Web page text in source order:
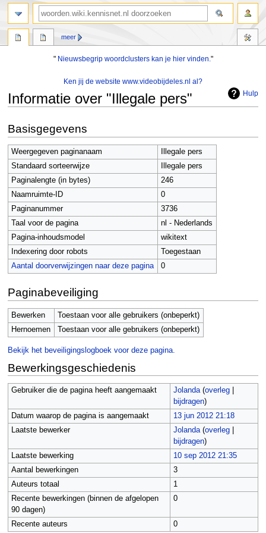
" Nieuwsbegrip woordclusters kan je hier vinden."
Ken jij de website www.videobijdeles.nl al?
Hulp
Informatie over "Illegale pers"
navigatie
springen
zoeken
springen
Basisgegevens
Weergegeven paginanaam
Illegale pers
Standaard sorteerwijze
Illegale pers
Paginalengte (in bytes)
246
Naamruimte-ID
0
Paginanummer
3736
Taal voor de pagina
nl - Nederlands
Pagina-inhoudsmodel
wikitext
Indexering door robots
Toegestaan
Aantal doorverwijzingen naar deze pagina
0
Paginabeveiliging
Bewerken
Toestaan voor alle gebruikers (onbeperkt)
Hernoemen
Toestaan voor alle gebruikers (onbeperkt)
Bekijk het beveiligingslogboek voor deze pagina.
Bewerkingsgeschiedenis
Gebruiker die de pagina heeft aangemaakt Jolanda (overleg|
bijdragen)
Datum waarop de pagina is aangemaakt
13 jun 2012 21:18
Laatste bewerker
Jolanda (overleg|
bijdragen)
Laatste bewerking
10 sep 2012 21:35
Aantal bewerkingen
3
Auteurs totaal
1
Recente bewerkingen (binnen de afgelopen
90 dagen)
0
Recente auteurs 0
meer
zoeken